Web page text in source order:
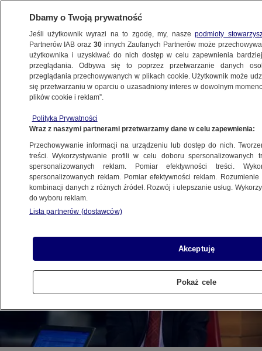
BIZNES
Z KRAJU
Solutions
14.05.2012, 11:44Aktualizacja: 9.05.2012, 17:17
Udostępnij
Dbamy o Twoją prywatność
Jeśli użytkownik wyrazi na to zgodę, my, naszepodmioty
Partnerów IAB oraz30 innych Zaufanych Partnerów może
użytkownika i uzyskiwać do nich dostęp w celu zapewnienia
przeglądania. Odbywa się to poprzez przetwarzanie danych
przeglądania przechowywanych w plikach cookie. Użytkownik może
się przetwarzaniu w oparciu o uzasadniony interes w dowolnym
plików cookie i reklam”.
Polityka Prywatności
Wraz z naszymi partnerami przetwarzamy dane w celu zapewnienia:
Przechowywanie informacji na urządzeniu lub dostęp do nich.
treści. Wykorzystywanie profili w celu doboru spersonalizowanych
spersonalizowanych reklam. Pomiar efektywności treści.
spersonalizowanych reklam. Pomiar efektywności reklam.
kombinacji danych z różnych źródeł. Rozwój i ulepszanie usług.
do wyboru reklam.
Lista partnerów (dostawców)
Akceptuję
Pokaż cele